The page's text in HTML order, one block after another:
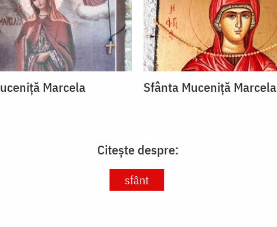
Marcela Sfânta Muceniță Marcela
Citește despre:
sfânt